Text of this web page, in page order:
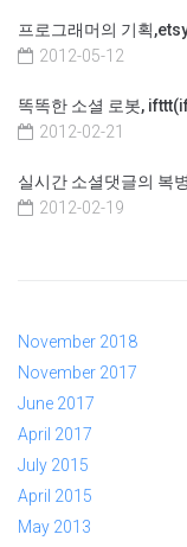
프로그래머의 기획
2012-05-12
똑똑한 소셜 로봇,
2012-02-21
실시간 소셜댓글의 복
2012-02-19
November 2018
November 2017
June 2017
April 2017
July 2015
April 2015
May 2013